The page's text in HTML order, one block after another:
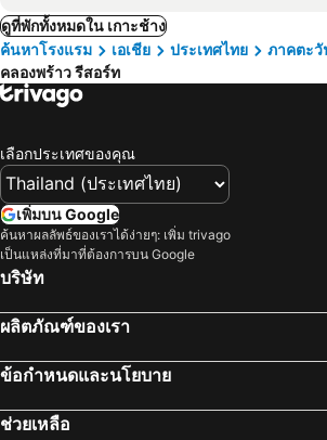
ดูที่พักทั้งหมดใน เกาะช้าง
ค้นหาโรงแรม
เอเชีย ประเทศไทย ภาคตะวั
คลองพร้าว รีสอร์ท
เลือกประเทศของคุณ
เพิ่มบน Google
ค้นหาผลลัพธ์ของเราได้ง่ายๆ: เพิ่ม trivago
เป็นแหล่งที่มาที่ต้องการบน Google
บริษัท
ผลิตภัณฑ์ของเรา
ข้อกำหนดและนโยบาย
ช่วยเหลือ